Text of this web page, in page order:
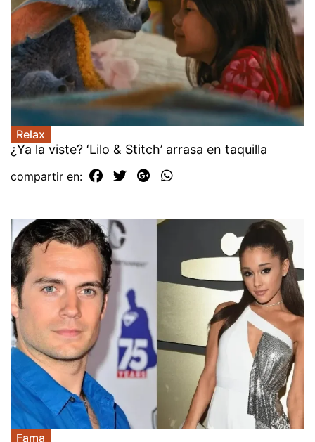
Relax
¿Ya la viste? ‘Lilo & Stitch’ arrasa en taquilla
compartir en:
Fama